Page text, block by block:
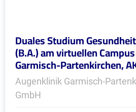
Duales Studium
(B.A.) am virtuellen
Garmisch-Partenkirchen,
Augenklinik Garmisch-
GmbH